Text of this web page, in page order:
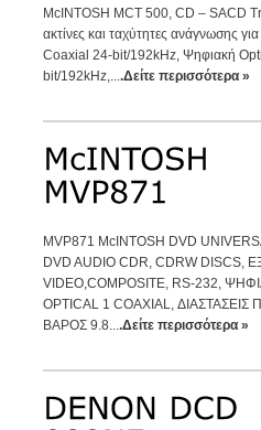
McINTOSH MCT 500, CD – SACD
ακτίνες και ταχύτητες ανάγνωσης
Coaxial 24-bit/192kHz, Ψηφιακή
bit/192kHz,... .Δείτε περισσότερα »
MVP871 McINTOSH DVD
DVD AUDIO CDR, CDRW DISCS,
VIDEO,COMPOSITE, RS-232,
OPTICAL 1 COAXIAL, ΔΙΑΣΤΑΣΕΙΣ
ΒΑΡΟΣ 9.8....Δείτε περισσότερα »